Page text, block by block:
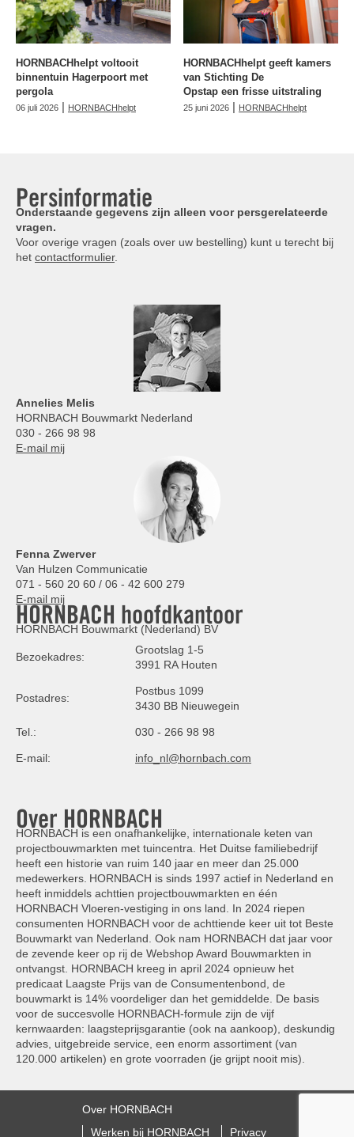
HORNBACHhelpt voltooit
binnentuin Hagerpoort met
pergola
06 juli 2026 | HORNBACHhelpt
HORNBACHhelpt geeft kamers
van Stichting De
Opstap een frisse uitstraling
25 juni 2026 | HORNBACHhelpt
Persinformatie
Onderstaande gegevens zijn alleen voor persgerelateerde
vragen.
Voor overige vragen (zoals over uw bestelling) kunt u terecht bij
het contactformulier.
Annelies Melis
HORNBACH Bouwmarkt Nederland
030 - 266 98 98
E-mail mij
Fenna Zwerver
Van Hulzen Communicatie
071 - 560 20 60 / 06 - 42 600 279
E-mail mij
HORNBACH hoofdkantoor
HORNBACH Bouwmarkt (Nederland) BV
Bezoekadres:
Grootslag 1-5
3991 RA Houten
Postadres:
Postbus 1099
3430 BB Nieuwegein
Tel.: 030 - 266 98 98
E-mail: info_nl@hornbach.com
Over HORNBACH
HORNBACH is een onafhankelijke, internationale keten van
projectbouwmarkten met tuincentra. Het Duitse familiebedrijf
heeft een historie van ruim 140 jaar en meer dan 25.000
medewerkers. HORNBACH is sinds 1997 actief in Nederland en
heeft inmiddels achttien projectbouwmarkten en één
HORNBACH Vloeren-vestiging in ons land. In 2024 riepen
consumenten HORNBACH voor de achttiende keer uit tot Beste
Bouwmarkt van Nederland. Ook nam HORNBACH dat jaar voor
de zevende keer op rij de Webshop Award Bouwmarkten in
ontvangst. HORNBACH kreeg in april 2024 opnieuw het
predicaat Laagste Prijs van de Consumentenbond, de
bouwmarkt is 14% voordeliger dan het gemiddelde. De basis
voor de succesvolle HORNBACH-formule zijn de vijf
kernwaarden: laagsteprijsgarantie (ook na aankoop), deskundig
advies, uitgebreide service, een enorm assortiment (van
120.000 artikelen) en grote voorraden (je grijpt nooit mis).
Over HORNBACH
Werken bij HORNBACH
Privacy